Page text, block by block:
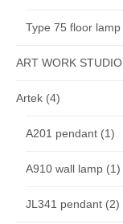
Type 75 floor lamp
ART WORK STUDIO
Artek (4)
A201 pendant (1)
A910 wall lamp (1)
JL341 pendant (2)